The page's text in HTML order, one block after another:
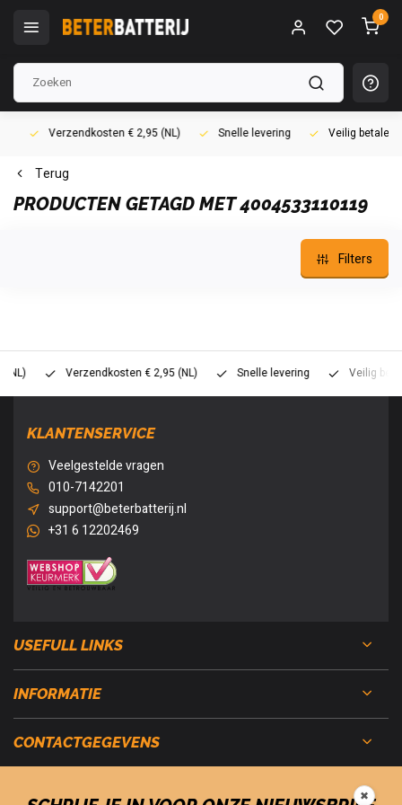
0
Verzendkosten € 2,95 (NL) Snelle levering Veilig betalen
Terug
PRODUCTEN GETAGD MET 4004533110119
Filters
Verzendkosten € 2,95 (NL) Snelle levering Veilig betalen
KLANTENSERVICE
Veelgestelde vragen
010-7142201
support@beterbatterij.nl
+31 6 12202469
USEFULL LINKS
INFORMATIE
CONTACTGEGEVENS
✖